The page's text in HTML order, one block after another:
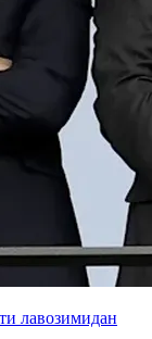
лавозимидан